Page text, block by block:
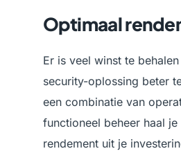
Optimaal
Er is veel winst te
security-oplossing beter
een combinatie van
functioneel beheer haal je
rendement uit je